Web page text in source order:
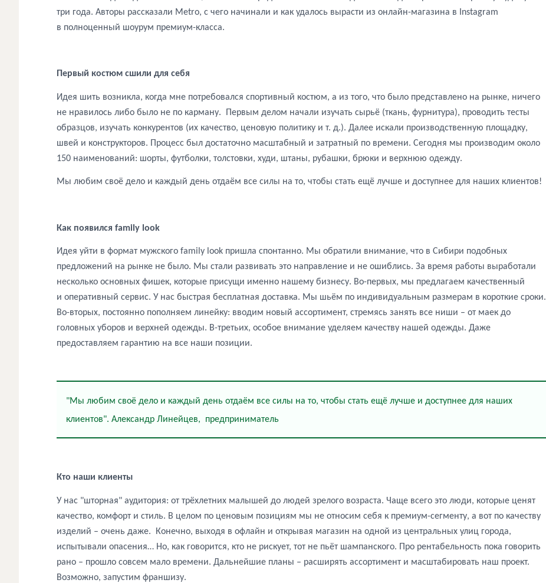
три года. Авторы рассказали Metro, с чего начинали и как удалось вырасти из онлайн-магазина в Instagram
в полноценный шоурум премиум-класса.
Первый костюм сшили для себя
Идея шить возникла, когда мне потребовался спортивный костюм, а из того, что было представлено на рынке, ничего
не нравилось либо было не по карману.
Первым делом начали изучать сырьё (ткань, фурнитура), проводить тесты
образцов, изучать конкурентов (их качество, ценовую политику и т. д.). Далее искали производственную площадку,
швей и конструкторов. Процесс был достаточно масштабный и затратный по времени. Сегодня мы производим около
150 наименований: шорты, футболки, толстовки, худи, штаны, рубашки, брюки и верхнюю одежду.
Мы любим своё дело и каждый день отдаём все силы на то, чтобы стать ещё лучше и доступнее для наших клиентов!
Как появился family look
Идея уйти в формат мужского family look пришла спонтанно. Мы обратили внимание, что в Сибири подобных
предложений на рынке не было. Мы стали развивать это направление и не ошиблись. За время работы выработали
несколько основных фишек, которые присущи именно нашему бизнесу. Во-первых, мы предлагаем качественный
и оперативный сервис. У нас быстрая бесплатная доставка. Мы шьём по индивидуальным размерам в короткие сроки.
Во-вторых, постоянно пополняем линейку: вводим новый ассортимент, стремясь занять все ниши – от маек до
головных уборов и верхней одежды. В-третьих, особое внимание уделяем качеству нашей одежды. Даже
предоставляем гарантию на все наши позиции.
"Мы любим своё дело и каждый день отдаём все силы на то, чтобы стать ещё лучше и доступнее для наших
клиентов". Александр Линейцев, предприниматель
Кто наши клиенты
У нас "шторная" аудитория: от трёхлетних малышей до людей зрелого возраста. Чаще всего это люди, которые ценят
качество, комфорт и стиль. В целом по ценовым позициям мы не относим себя к премиум-сегменту, а вот по качеству
изделий – очень даже.
Конечно, выходя в офлайн и открывая магазин на одной из центральных улиц города,
испытывали опасения… Но, как говорится, кто не рискует, тот не пьёт шампанского. Про рентабельность пока говорить
рано – прошло совсем мало времени. Дальнейшие планы – расширять ассортимент и масштабировать наш проект.
Возможно, запустим франшизу.